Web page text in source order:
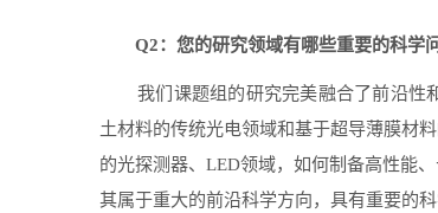
Q2：您的研究领域有哪些重要的科学
我们课题组的研究完美融合了前沿性
土材料的传统光电领域和基于超导薄膜材
的光探测器、LED领域，如何制备高性能
其属于重大的前沿科学方向，具有重要的